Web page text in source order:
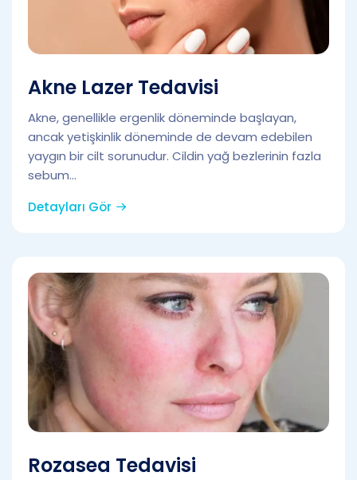
Akne Lazer Tedavisi
Akne, genellikle ergenlik döneminde başlayan,
ancak yetişkinlik döneminde de devam edebilen
yaygın bir cilt sorunudur. Cildin yağ bezlerinin fazla
sebum...
Detayları Gör
Rozasea Tedavisi